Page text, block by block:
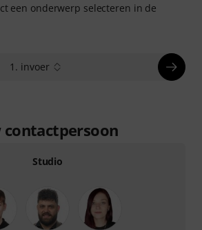
een onderwerp selecteren in de
1. invoer
contactpersoon
Studio